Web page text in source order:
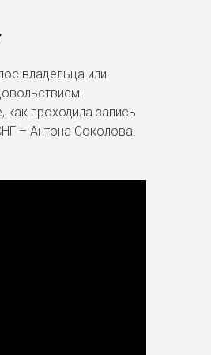
владельца или
как проходила запись
– Антона Соколова.